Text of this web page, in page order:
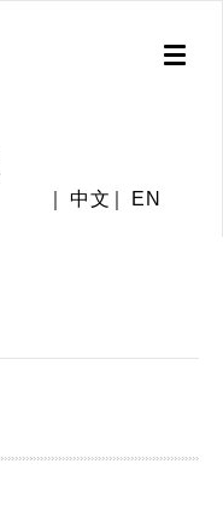
Toggle
中文 EN